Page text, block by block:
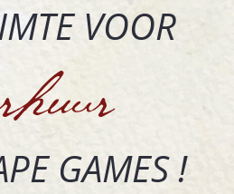
VOOR
GAMES !